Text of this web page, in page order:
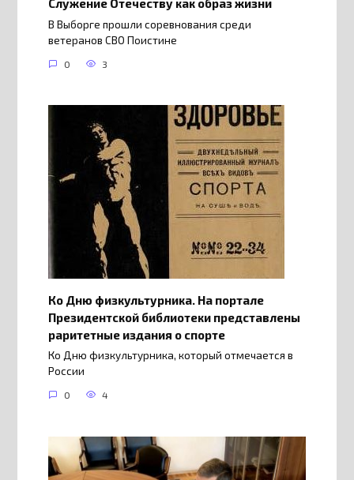
Служение Отечеству как образ жизни
В Выборге прошли соревнования среди
ветеранов СВО Поистине
0 3
Ко Дню физкультурника. На портале
Президентской библиотеки представлены
раритетные издания о спорте
Ко Дню физкультурника, который отмечается в
России
0 4